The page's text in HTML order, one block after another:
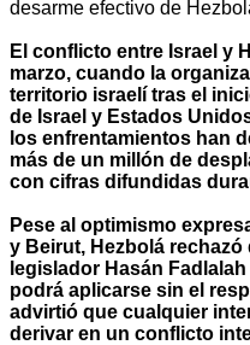
desarme efectivo de
El conflicto entre Israel y
marzo, cuando la
territorio israelí tras el
de Israel y Estados
los enfrentamientos han
más de un millón de
con cifras difundidas
Pese al optimismo
y Beirut, Hezbolá rechazó
legislador Hasán
podrá aplicarse sin el
advirtió que cualquier
derivar en un conflicto